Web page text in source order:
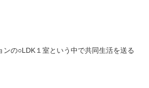
ンの○LDK１室という中で共同生活を送る